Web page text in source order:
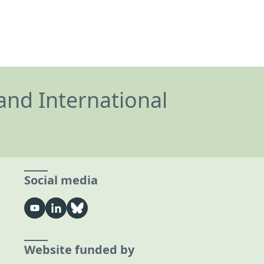
International
Social media
Website funded by